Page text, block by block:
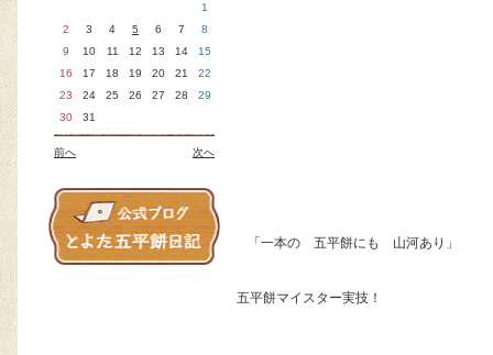
1
2
3 4 5 6 7
8
9
10 11 12 13 14
15
16
17 18 19 20 21
22
23
24 25 26 27 28
29
30
31
次へ
前へ
「一本の 五平餅にも 山河あり」
五平餅マイスター実技！